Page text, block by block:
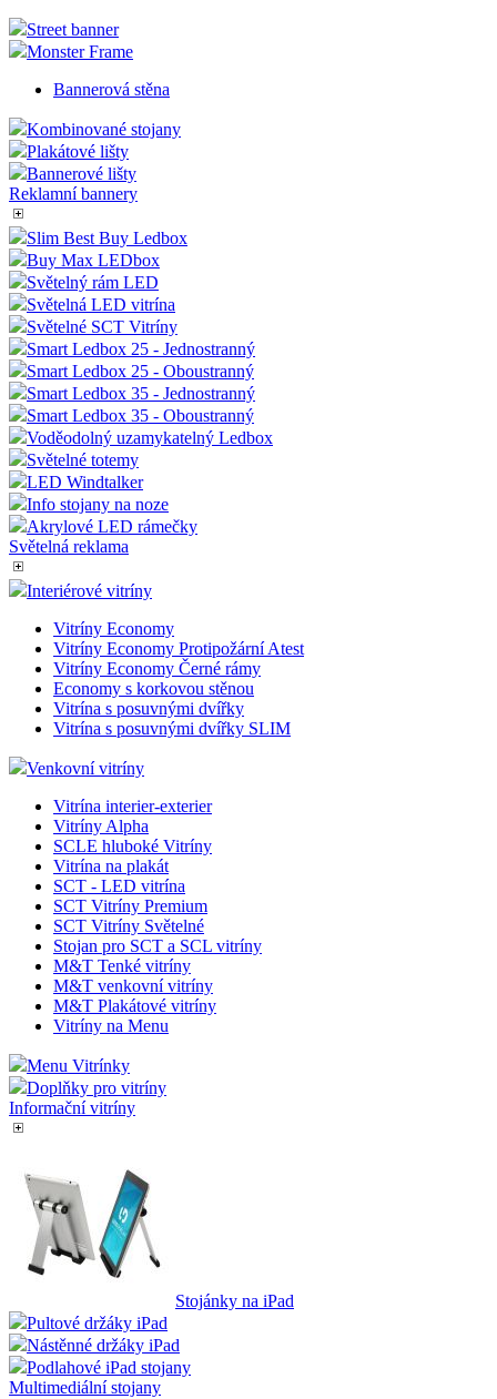
Street banner
Monster Frame
Bannerová stěna
Kombinované stojany
Plakátové lišty
Bannerové lišty
Reklamní bannery
Slim Best Buy Ledbox
Buy Max LEDbox
Světelný rám LED
Světelná LED vitrína
Světelné SCT Vitríny
Smart Ledbox 25 - Jednostranný
Smart Ledbox 25 - Oboustranný
Smart Ledbox 35 - Jednostranný
Smart Ledbox 35 - Oboustranný
Voděodolný uzamykatelný Ledbox
Světelné totemy
LED Windtalker
Info stojany na noze
Akrylové LED rámečky
Světelná reklama
Interiérové vitríny
Vitríny Economy
Vitríny Economy Protipožární Atest
Vitríny Economy Černé rámy
Economy s korkovou stěnou
Vitrína s posuvnými dvířky
Vitrína s posuvnými dvířky SLIM
Venkovní vitríny
Vitrína interier-exterier
Vitríny Alpha
SCLE hluboké Vitríny
Vitrína na plakát
SCT - LED vitrína
SCT Vitríny Premium
SCT Vitríny Světelné
Stojan pro SCT a SCL vitríny
M&T Tenké vitríny
M&T venkovní vitríny
M&T Plakátové vitríny
Vitríny na Menu
Menu Vitrínky
Doplňky pro vitríny
Informační vitríny
Stojánky na iPad
Pultové držáky iPad
Nástěnné držáky iPad
Podlahové iPad stojany
Multimediální stojany